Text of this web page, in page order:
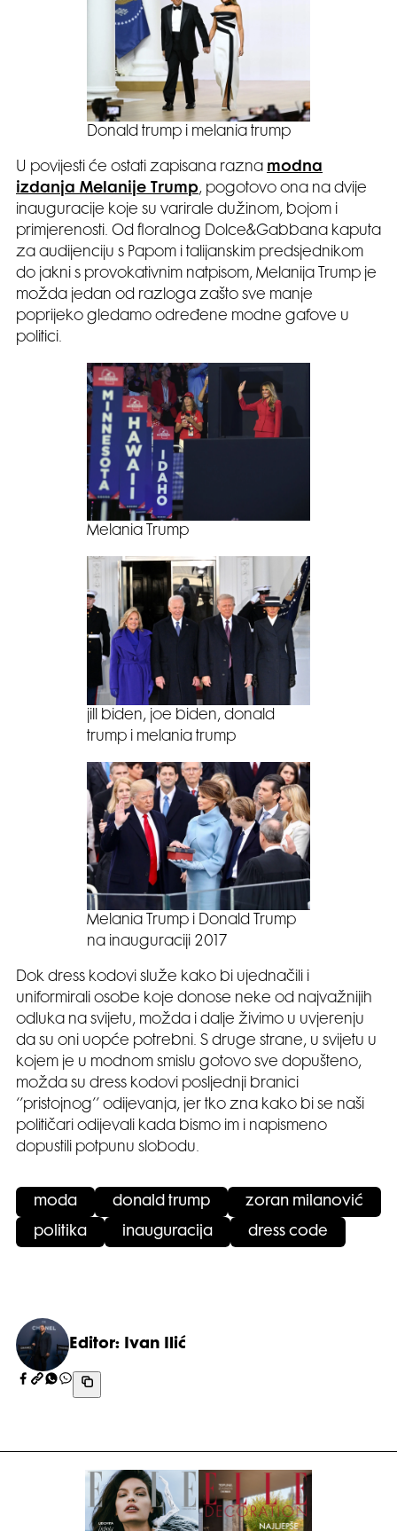
Donald trump i melania trump
U povijesti će ostati zapisana razna modna
izdanja Melanije Trump, pogotovo ona na dvije
inauguracije koje su varirale dužinom, bojom i
primjerenosti. Od floralnog Dolce&Gabbana kaputa
za audijenciju s Papom i talijanskim predsjednikom
do jakni s provokativnim natpisom, Melanija Trump je
možda jedan od razloga zašto sve manje
poprijeko gledamo određene modne gafove u
politici.
Melania Trump
jill biden, joe biden, donald
trump i melania trump
Melania Trump i Donald Trump
na inauguraciji 2017
Dok dress kodovi služe kako bi ujednačili i
uniformirali osobe koje donose neke od najvažnijih
odluka na svijetu, možda i dalje živimo u uvjerenju
da su oni uopće potrebni. S druge strane, u svijetu u
kojem je u modnom smislu gotovo sve dopušteno,
možda su dress kodovi posljednji branici
‘’pristojnog’’ odijevanja, jer tko zna kako bi se naši
političari odijevali kada bismo im i napismeno
dopustili potpunu slobodu.
moda donald trump zoran milanović
politika inauguracija dress code
Editor: Ivan Ilić